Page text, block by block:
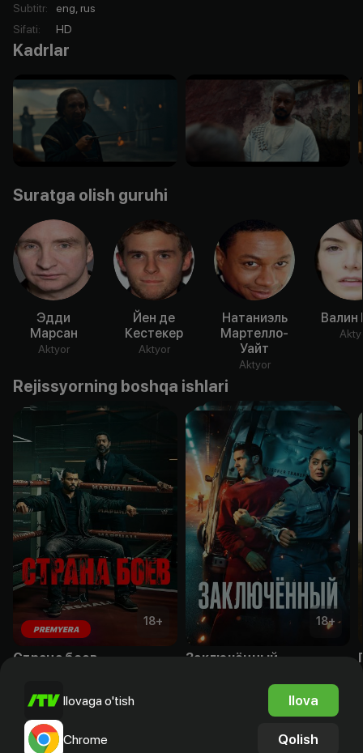
Subtitr:
eng, rus
Sifati: HD
Kadrlar
Suratga olish guruhi
Эдди
Марсан
Aktyor
Йен де
Кестекер
Aktyor
Натаниэль
Мартелло-
Уайт
Aktyor
Валин
Rejissyorning boshqa ishlari
18+
PREMYERA
Страна боев
18+
Заключённый
Ilovaga o'tish Ilova
Chrome Qolish